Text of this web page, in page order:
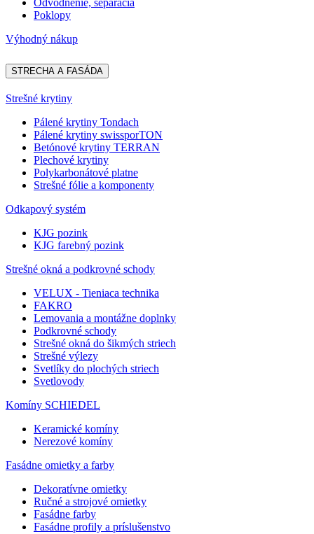
Odvodnenie, separácia
Poklopy
Výhodný nákup
STRECHA A FASÁDA
Strešné krytiny
Pálené krytiny Tondach
Pálené krytiny swissporTON
Betónové krytiny TERRAN
Plechové krytiny
Polykarbonátové platne
Strešné fólie a komponenty
Odkapový systém
KJG pozink
KJG farebný pozink
Strešné okná a podkrovné schody
VELUX - Tieniaca technika
FAKRO
Lemovania a montážne doplnky
Podkrovné schody
Strešné okná do šikmých striech
Strešné výlezy
Svetlíky do plochých striech
Svetlovody
Komíny SCHIEDEL
Keramické komíny
Nerezové komíny
Fasádne omietky a farby
Dekoratívne omietky
Ručné a strojové omietky
Fasádne farby
Fasádne profily a príslušenstvo